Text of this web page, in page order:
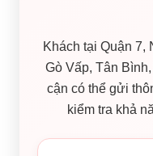
Khách tại Quận 7,
Gò Vấp, Tân
cận có thể gửi
kiểm tra khả